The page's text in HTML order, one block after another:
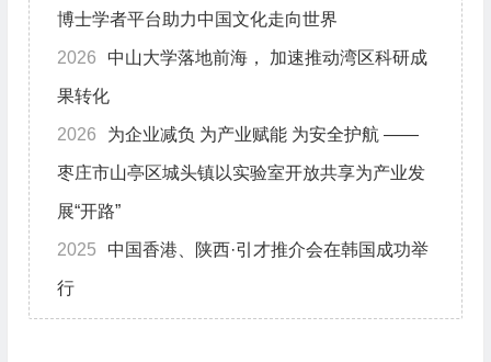
博士学者平台助力中国文化走向世界
2026 中山大学落地前海， 加速推动湾区科研成
果转化
2026 为企业减负 为产业赋能 为安全护航 ——
枣庄市山亭区城头镇以实验室开放共享为产业发
展“开路”
2025 中国香港、陕西·引才推介会在韩国成功举
行